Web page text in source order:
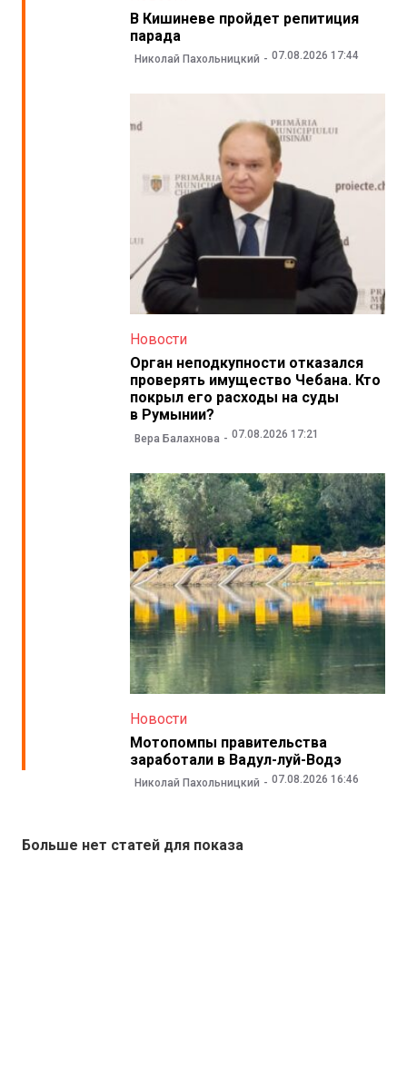
В Кишиневе пройдет репитиция
парада
Николай Пахольницкий 07.08.2026 17:44
Новости
Орган неподкупности отказался
проверять имущество Чебана. Кто
покрыл его расходы на суды
в Румынии?
Вера Балахнова 07.08.2026 17:21
Новости
Мотопомпы правительства
заработали в Вадул-луй-Водэ
Николай Пахольницкий 07.08.2026 16:46
Больше нет статей для показа